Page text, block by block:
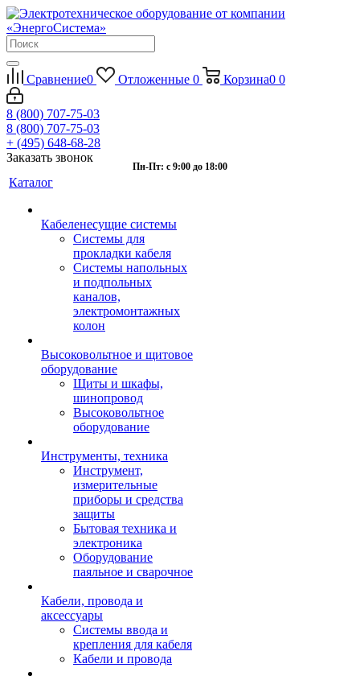
Сравнение0 Отложенные 0 Корзина0 0
8 (800) 707-75-03
8 (800) 707-75-03
+ (495) 648-68-28
Заказать звонок
Пн-Пт: с 9:00 до 18:00
Каталог
Кабеленесущие системы
Системы для
прокладки кабеля
Системы напольных
и подпольных
каналов,
электромонтажных
колон
Высоковольтное и щитовое
оборудование
Щиты и шкафы,
шинопровод
Высоковольтное
оборудование
Инструменты, техника
Инструмент,
измерительные
приборы и средства
защиты
Бытовая техника и
электроника
Оборудование
паяльное и сварочное
Кабели, провода и
аксессуары
Системы ввода и
крепления для кабеля
Кабели и провода